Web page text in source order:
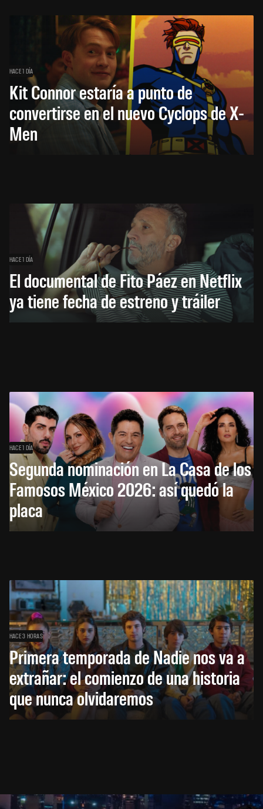
HACE 1 DÍA
Kit Connor estaría a punto de
convertirse en el nuevo Cyclops de X-
Men
HACE 1 DÍA
El documental de Fito Páez en Netflix
ya tiene fecha de estreno y tráiler
HACE 1 DÍA
Segunda nominación en La Casa de los
Famosos México 2026: así quedó la
placa
HACE 3 HORAS
Primera temporada de Nadie nos va a
extrañar: el comienzo de una historia
que nunca olvidaremos